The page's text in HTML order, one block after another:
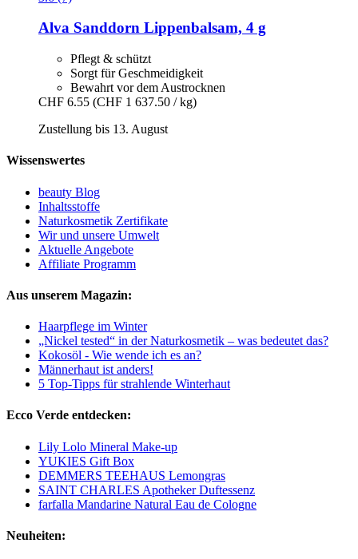
Alva Sanddorn Lippenbalsam, 4 g
Pflegt & schützt
Sorgt für Geschmeidigkeit
Bewahrt vor dem Austrocknen
CHF 6.55 (CHF 1 637.50 / kg)
Zustellung bis 13. August
Wissenswertes
beauty Blog
Inhaltsstoffe
Naturkosmetik Zertifikate
Wir und unsere Umwelt
Aktuelle Angebote
Affiliate Programm
Aus unserem Magazin:
Haarpflege im Winter
„Nickel tested“ in der Naturkosmetik – was bedeutet das?
Kokosöl - Wie wende ich es an?
Männerhaut ist anders!
5 Top-Tipps für strahlende Winterhaut
Ecco Verde entdecken:
Lily Lolo Mineral Make-up
YUKIES Gift Box
DEMMERS TEEHAUS Lemongras
SAINT CHARLES Apotheker Duftessenz
farfalla Mandarine Natural Eau de Cologne
Neuheiten: